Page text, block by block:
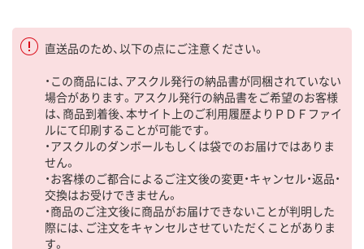
直送品のため、以下の点にご注意ください。
・この商品には、アスクル発行の納品書が同梱されていない
場合があります。アスクル発行の納品書をご希望のお客様
は、商品到着後、本サイト上のご利用履歴よりＰＤＦファイ
ルにて印刷することが可能です。
・アスクルのダンボールもしくは袋でのお届けではありま
せん。
・お客様のご都合によるご注文後の変更・キャンセル・返品・
交換はお受けできません。
・商品のご注文後に商品がお届けできないことが判明した
際には、ご注文をキャンセルさせていただくことがありま
す。